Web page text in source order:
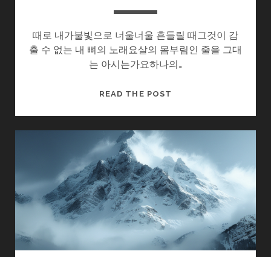
때로 내가불빛으로 너울너울 흔들릴 때그것이 감
출 수 없는 내 뼈의 노래요살의 몸부림인 줄을 그대
는 아시는가요하나의…
READ THE POST
래